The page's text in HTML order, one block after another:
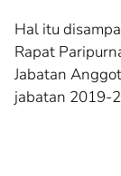
Hal itu
Rapat
Jabatan
jabatan 2019-